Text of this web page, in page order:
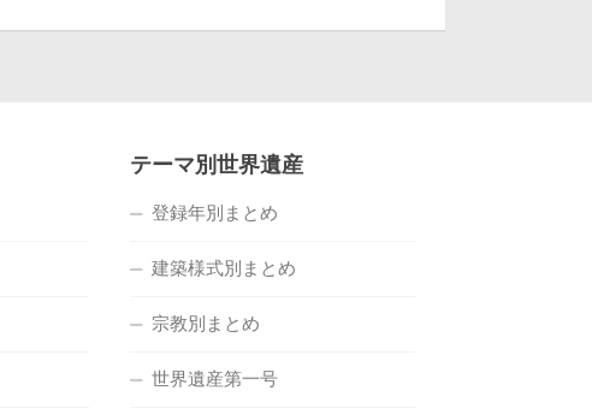
テーマ別世界遺産
登録年別まとめ
建築様式別まとめ
宗教別まとめ
世界遺産第一号